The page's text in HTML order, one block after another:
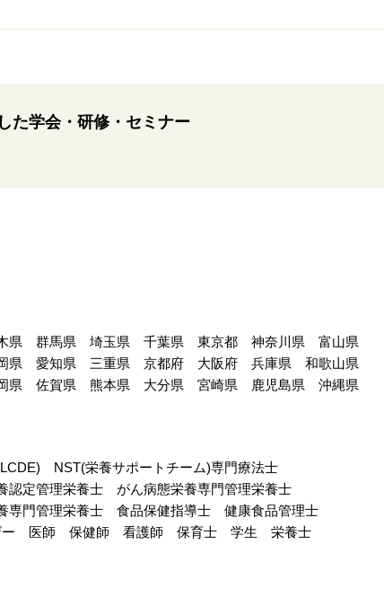
た学会・研修・セミナー
県 群馬県 埼玉県 千葉県 東京都 神奈川県
富山県
県 愛知県 三重県 京都府 大阪府 兵庫県
和歌山県
県 佐賀県 熊本県 大分県 宮崎県 鹿児島県 沖縄県
NST(栄養サポートチーム)専門療法士
認定管理栄養士
がん病態栄養専門管理栄養士
専門管理栄養士 食品保健指導士
健康食品管理士
医師 保健師 看護師 保育士 学生 栄養士